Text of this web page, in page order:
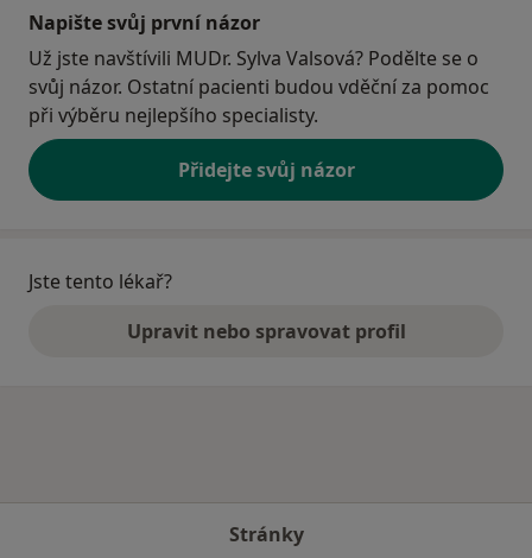
Napište svůj první názor
Už jste navštívili MUDr. Sylva Valsová? Podělte se o
svůj názor. Ostatní pacienti budou vděční za pomoc
při výběru nejlepšího specialisty.
Přidejte svůj názor
Jste tento lékař?
Upravit nebo spravovat profil
Stránky